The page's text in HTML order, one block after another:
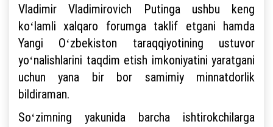
Vladimir Vladimirovich Putinga ushbu keng
koʻlamli xalqaro forumga taklif etgani hamda
Yangi Oʻzbekiston taraqqiyotining ustuvor
yoʻnalishlarini taqdim etish imkoniyatini yaratgani
uchun yana bir bor samimiy minnatdorlik
bildiraman.
Soʻzimning yakunida barcha ishtirokchilarga